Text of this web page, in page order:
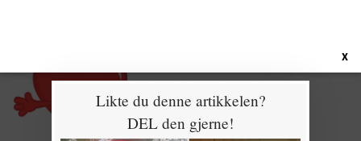
X
Likte du denne artikkelen?
DEL den gjerne!